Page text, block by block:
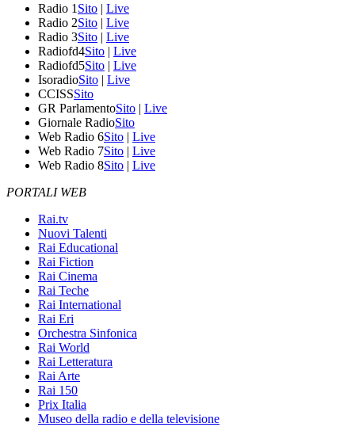
Radio 1 Sito | Live
Radio 2Sito | Live
Radio 3Sito | Live
Radiofd4Sito | Live
Radiofd5Sito | Live
IsoradioSito | Live
CCISSSito
GR ParlamentoSito | Live
Giornale RadioSito
Web Radio 6Sito | Live
Web Radio 7Sito | Live
Web Radio 8Sito | Live
PORTALI WEB
Rai.tv
Nuovi Talenti
Rai Educational
Rai Fiction
Rai Cinema
Rai Teche
Rai International
Rai Eri
Orchestra Sinfonica
Rai World
Rai Letteratura
Rai Arte
Rai 150
Prix Italia
Museo della radio e della televisione